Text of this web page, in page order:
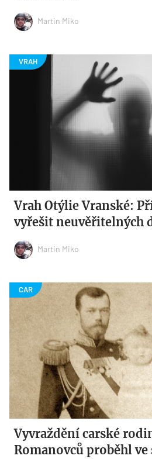
Martin Miko
Vrah Otýlie Vranské:
vyřešit neuvěřitelných
Martin Miko
Vyvraždění carské
Romanovců proběhl ve